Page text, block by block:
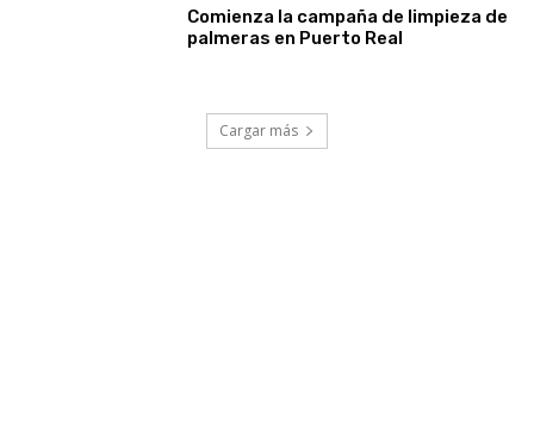
Comienza la campaña de limpieza de
palmeras en Puerto Real
Cargar más